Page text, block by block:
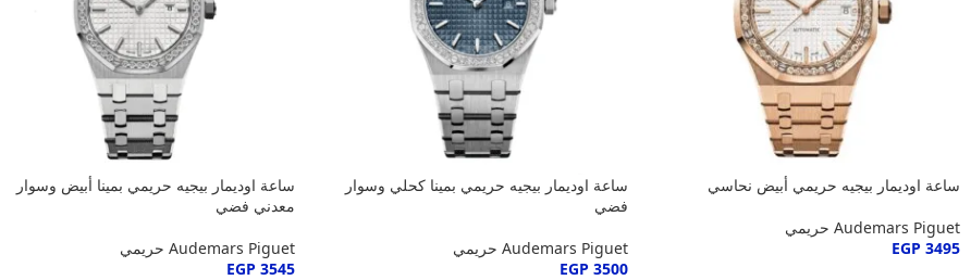
ساعة اوديمار بيجيه حريمي أبيض نحاسي
Audemars Piguet حريمي
EGP 3495
ساعة اوديمار بيجيه حريمي بمينا كحلي وسوار
فضي
Audemars Piguet حريمي
EGP 3500
ساعة اوديمار بيجيه حريمي بمينا أبيض وسوار
معدني فضي
Audemars Piguet حريمي
EGP 3545